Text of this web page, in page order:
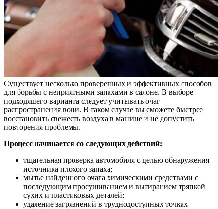
Существует несколько проверенных и эффективных способов
для борьбы с неприятными запахами в салоне. В выборе
подходящего варианта следует учитывать очаг
распространения вони. В таком случае вы сможете быстрее
восстановить свежесть воздуха в машине и не допустить
повторения проблемы.
Процесс начинается со следующих действий:
тщательная проверка автомобиля с целью обнаружения
источника плохого запаха;
мытье найденного очага химическими средствами с
последующим просушиванием и вытиранием тряпкой
сухих и пластиковых деталей;
удаление загрязнений в труднодоступных точках